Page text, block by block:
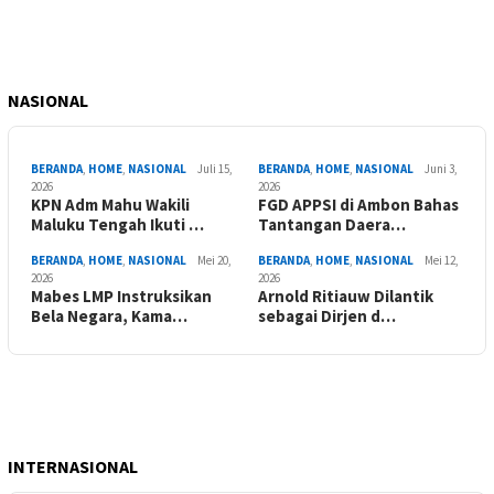
NASIONAL
BERANDA, HOME, NASIONAL
Juli 15,
2026
KPN Adm Mahu Wakili
Maluku Tengah Ikuti …
BERANDA, HOME, NASIONAL
Juni 3,
2026
FGD APPSI di Ambon Bahas
Tantangan Daera…
BERANDA, HOME, NASIONAL
Mei 20,
2026
Mabes LMP Instruksikan
Bela Negara, Kama…
BERANDA, HOME, NASIONAL
Mei 12,
2026
Arnold Ritiauw Dilantik
sebagai Dirjen d…
INTERNASIONAL